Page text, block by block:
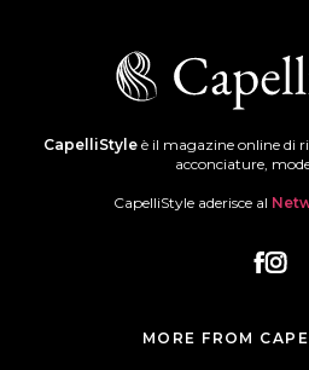
CapelliStyleè il magazine online di
acconciature,
CapelliStyle aderisce al
MORE FROM